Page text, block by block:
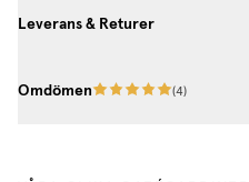
Leverans & Returer
Omdömen (4)